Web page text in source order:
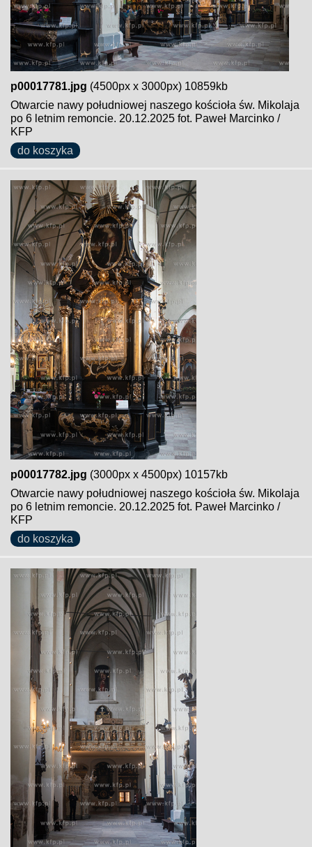
p00017781.jpg (4500px x 3000px) 10859kb
Otwarcie nawy południowej naszego kościoła św. Mikolaja
po 6 letnim remoncie. 20.12.2025 fot. Paweł Marcinko /
KFP
do koszyka
p00017782.jpg (3000px x 4500px) 10157kb
Otwarcie nawy południowej naszego kościoła św. Mikolaja
po 6 letnim remoncie. 20.12.2025 fot. Paweł Marcinko /
KFP
do koszyka